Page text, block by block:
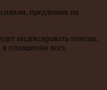
предложив на
индексировать пенсии.
отношении всех